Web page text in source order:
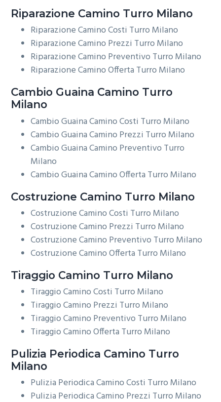
Riparazione Camino Turro Milano
Riparazione Camino Costi Turro Milano
Riparazione Camino Prezzi Turro Milano
Riparazione Camino Preventivo Turro Milano
Riparazione Camino Offerta Turro Milano
Cambio Guaina Camino Turro
Milano
Cambio Guaina Camino Costi Turro Milano
Cambio Guaina Camino Prezzi Turro Milano
Cambio Guaina Camino Preventivo Turro
Milano
Cambio Guaina Camino Offerta Turro Milano
Costruzione Camino Turro Milano
Costruzione Camino Costi Turro Milano
Costruzione Camino Prezzi Turro Milano
Costruzione Camino Preventivo Turro Milano
Costruzione Camino Offerta Turro Milano
Tiraggio Camino Turro Milano
Tiraggio Camino Costi Turro Milano
Tiraggio Camino Prezzi Turro Milano
Tiraggio Camino Preventivo Turro Milano
Tiraggio Camino Offerta Turro Milano
Pulizia Periodica Camino Turro
Milano
Pulizia Periodica Camino Costi Turro Milano
Pulizia Periodica Camino Prezzi Turro Milano